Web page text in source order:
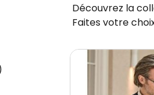
Découvrez la
Faites votre
Image